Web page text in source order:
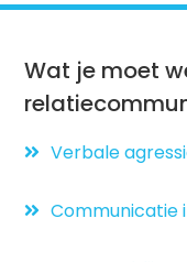
Wat je moet
Verbale
Communicatie